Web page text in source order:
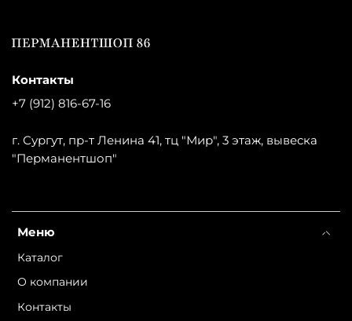
Меню
Каталог
О компании
Контакты
Контакты
+7 (912) 816-67-16
г. Сургут, пр-т Ленина 41, тц "Мир", 3 этаж, вывеска
"Перманентшоп"